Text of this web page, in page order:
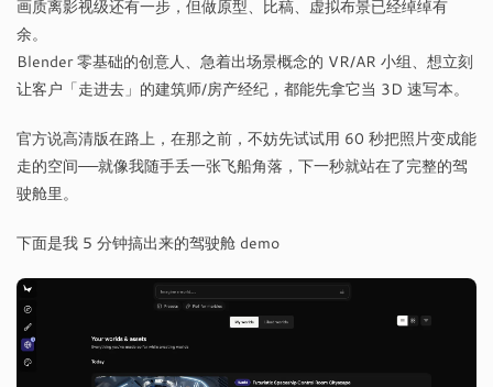
画质离影视级还有一步，但做原型、比稿、虚拟布景已经绰绰有
余。
Blender 零基础的创意人、急着出场景概念的 VR/AR 小组、想立刻
让客户「走进去」的建筑师/房产经纪，都能先拿它当 3D 速写本。
官方说高清版在路上，在那之前，不妨先试试用 60 秒把照片变成能
走的空间——就像我随手丢一张飞船角落，下一秒就站在了完整的驾
驶舱里。
下面是我 5 分钟搞出来的驾驶舱 demo